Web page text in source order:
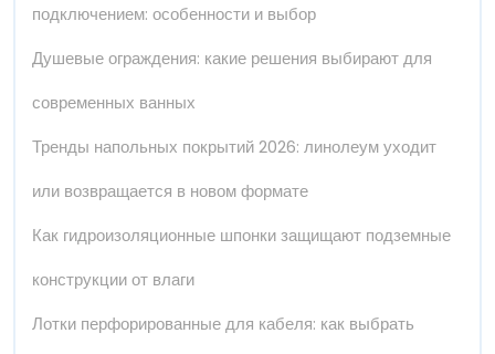
подключением: особенности и выбор
Душевые ограждения: какие решения выбирают для
современных ванных
Тренды напольных покрытий 2026: линолеум уходит
или возвращается в новом формате
Как гидроизоляционные шпонки защищают подземные
конструкции от влаги
Лотки перфорированные для кабеля: как выбрать